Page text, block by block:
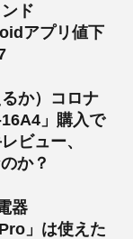
ド
アプリ値下
るか）コロナ
」購入で
ビュー、
か？
器
」は使えた